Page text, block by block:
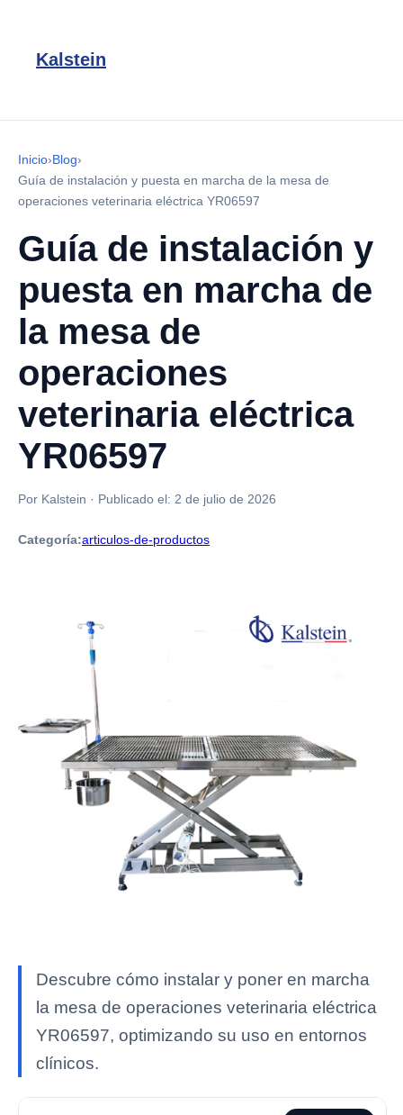
Kalstein
Inicio›Blog›
Guía de instalación y puesta en marcha de la mesa de
operaciones veterinaria eléctrica YR06597
Guía de instalación y
puesta en marcha de
la mesa de
operaciones
veterinaria eléctrica
YR06597
Por Kalstein · Publicado el: 2 de julio de 2026
Categoría:articulos-de-productos
Descubre cómo instalar y poner en marcha
la mesa de operaciones veterinaria eléctrica
YR06597, optimizando su uso en entornos
clínicos.